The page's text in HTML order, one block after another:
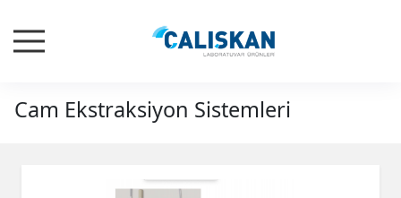
Cam Ekstraksiyon Sistemleri